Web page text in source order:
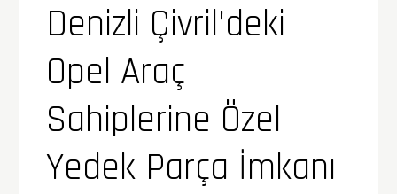
Denizli Çivril’deki
Opel Araç
Sahiplerine Özel
Yedek Parça İmkanı